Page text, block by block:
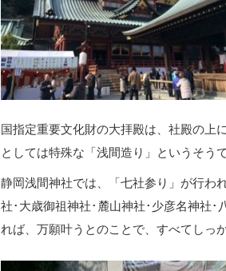
国指定重要文化財の大拝殿は、社殿の上
としては特殊な「浅間造り」というそうで
静岡浅間神社では、「七社参り」が行わ
社･大歳御祖神社･麓山神社･少彦名神社･
れば、万願叶うとのことで、すべてしっ